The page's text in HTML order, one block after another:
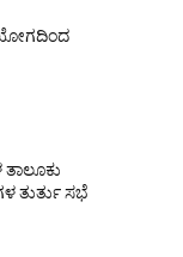
ಯೋಗದಿಂದ
ತುರ್ತು ಸಭೆ